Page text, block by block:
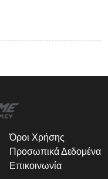
Όροι Χρήσης
Προσωπικά Δεδομένα
Επικοινωνία